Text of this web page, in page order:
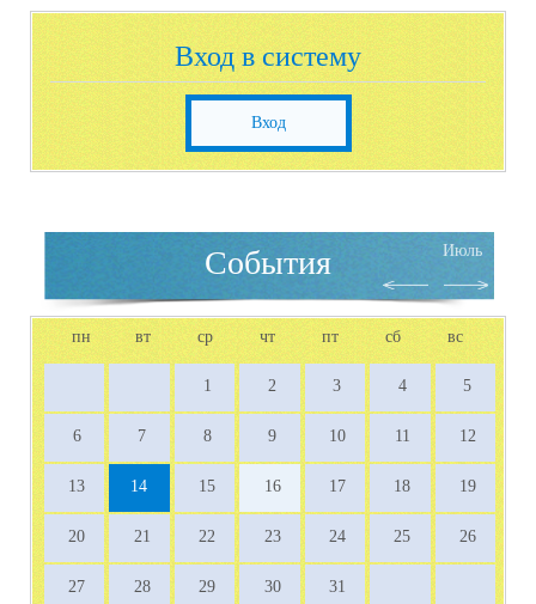
Вход в систему
Вход
События Июль
пн вт ср чт пт сб вс
1 2 3 4 5
6 7 8 9 10 11 12
13 14 15 16 17 18 19
20 21 22 23 24 25 26
27 28 29 30 31